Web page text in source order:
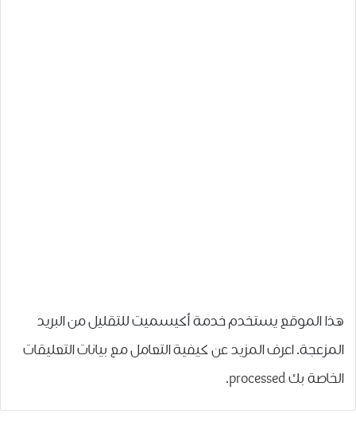
هذا الموقع يستخدم خدمة أكيسميت للتقليل من البريد
المزعجة.اعرف المزيد عن كيفية التعامل مع بيانات التعليقات
الخاصة بك processed
.